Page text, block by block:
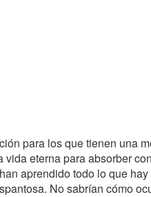
para los que tienen una
vida eterna para absorber
aprendido todo lo que
No sabrían cómo